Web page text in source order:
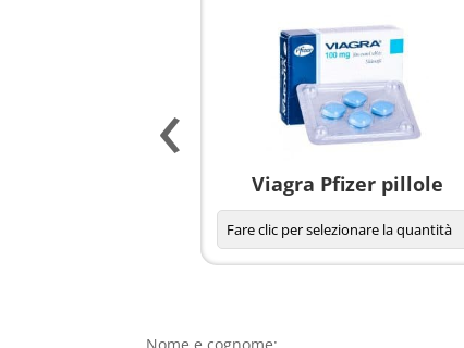
Viagra Pfizer pillole
‹